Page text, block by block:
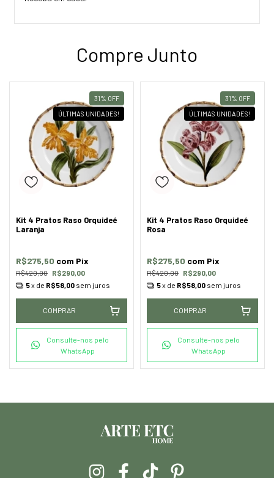
Compre Junto
31% OFF
ÚLTIMAS UNIDADES!
Kit 4 Pratos Raso Orquideé
Laranja
R$420,00 R$290,00
R$275,50 com Pix
5x de R$58,00 sem juros
COMPRAR
Consulte-nos pelo
WhatsApp
31% OFF
ÚLTIMAS UNIDADES!
Kit 4 Pratos Raso Orquideé
Rosa
R$420,00 R$290,00
R$275,50 com Pix
5x de R$58,00 sem juros
COMPRAR
Consulte-nos pelo
WhatsApp